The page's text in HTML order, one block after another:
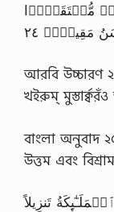
مُّسۡتَقَرًّ۬ا
مَقِيلاً۬ ٢٤
আরবি উচ্চারণ
খইরুম্
বাংলা অনুবাদ
উত্তম এবং
تَنزِيلاً